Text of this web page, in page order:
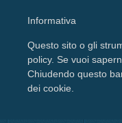
Informativa
Questo sito o gli
policy. Se vuoi
Chiudendo questo
dei cookie.